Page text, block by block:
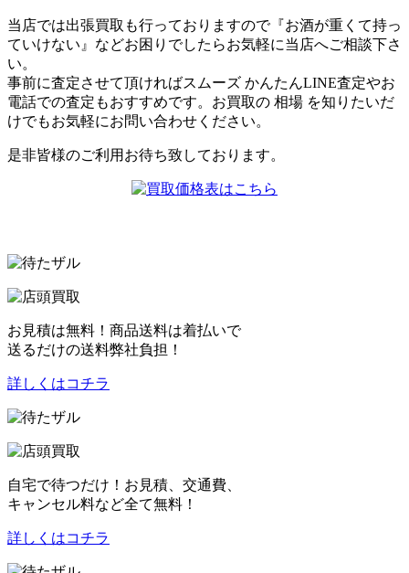
当店では出張買取も行っておりますので『お酒が重くて持っ
ていけない』などお困りでしたらお気軽に当店へご相談下さ
い。
事前に査定させて頂ければスムーズ かんたんLINE査定やお
電話での査定もおすすめです。お買取の 相場 を知りたいだ
けでもお気軽にお問い合わせください。
是非皆様のご利用お待ち致しております。
お見積は無料！商品送料は着払いで
送るだけの送料弊社負担！
詳しくはコチラ
自宅で待つだけ！お見積、交通費、
キャンセル料など全て無料！
詳しくはコチラ